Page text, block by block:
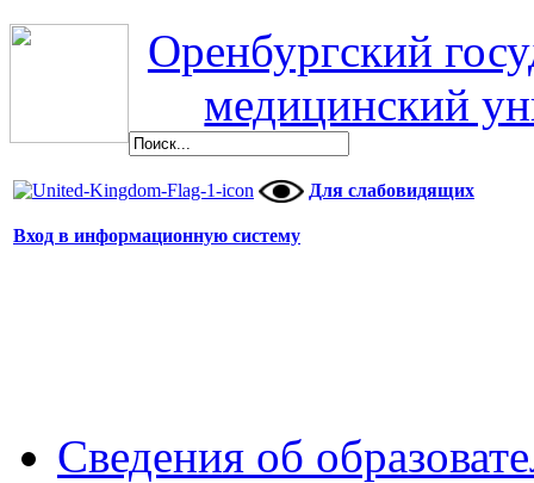
Оренбургский
медицинский
Для слабовидящих
Вход в информационную систему
Сведения об